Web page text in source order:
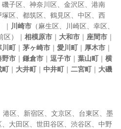
磯子区 神奈川区 金沢区
港南
塚区 都筑区 鶴見区 中区
西
｜ 川崎市 （麻生区 川崎区 幸区
区）｜ 相模原市 ｜ 大和市 ｜ 座間市 ｜
川町｜ 茅ヶ崎市 ｜ 愛川町｜ 厚木市 ｜
野市 ｜ 鎌倉市 ｜ 逗子市 ｜ 葉山町｜ 横
町｜ 大井町｜ 中井町｜ 二宮町｜ 大磯
港区 新宿区 文京区 台東区
墨
大田区 世田谷区 渋谷区
中野